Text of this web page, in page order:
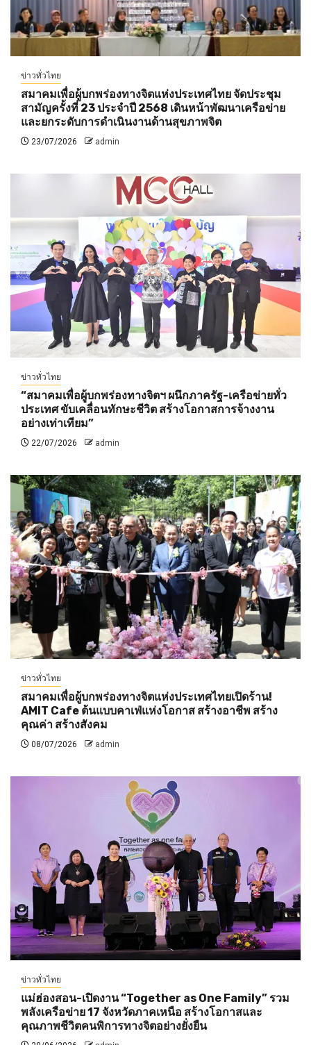
ข่าวทั่วไทย
สมาคมเพื่อผู้บกพร่องทางจิตแห่งประเทศไทย จัดประชุม
สามัญครั้งที่ 23 ประจำปี 2568 เดินหน้าพัฒนาเครือข่าย
และยกระดับการดำเนินงานด้านสุขภาพจิต
23/07/2026 admin
ข่าวทั่วไทย
“สมาคมเพื่อผู้บกพร่องทางจิตฯ ผนึกภาครัฐ-เครือข่ายทั่ว
ประเทศ ขับเคลื่อนทักษะชีวิต สร้างโอกาสการจ้างงาน
อย่างเท่าเทียม”
22/07/2026 admin
ข่าวทั่วไทย
สมาคมเพื่อผู้บกพร่องทางจิตแห่งประเทศไทยเปิดร้าน!
AMIT Cafe ต้นแบบคาเฟ่แห่งโอกาส สร้างอาชีพ สร้าง
คุณค่า สร้างสังคม
08/07/2026 admin
ข่าวทั่วไทย
แม่ฮ่องสอน-เปิดงาน “Together as One Family” รวม
พลังเครือข่าย 17 จังหวัดภาคเหนือ สร้างโอกาสและ
คุณภาพชีวิตคนพิการทางจิตอย่างยั่งยืน